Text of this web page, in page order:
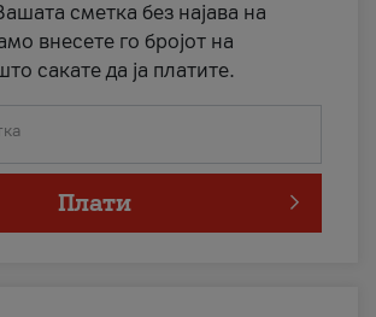
сметка без најава на
внесете го бројот на
сакате да ја платите.
Плати